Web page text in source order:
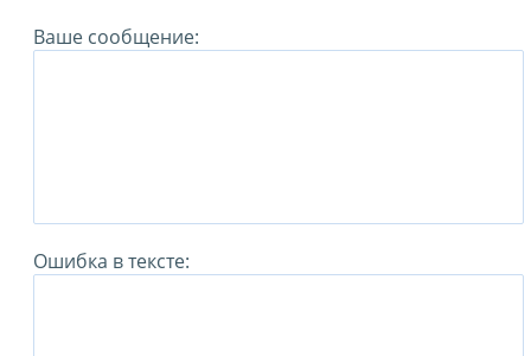
Ваше сообщение:
Ошибка в тексте: